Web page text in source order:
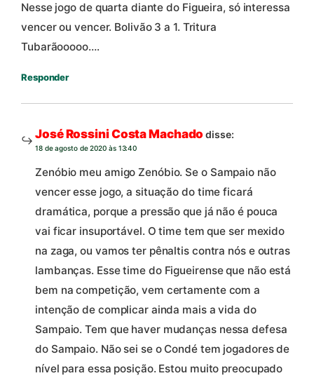
Nesse jogo de quarta diante do Figueira, só interessa
vencer ou vencer. Bolivão 3 a 1. Tritura
Tubarãooooo….
Responder
José Rossini Costa Machado disse:
18 de agosto de 2020 às 13:40
Zenóbio meu amigo Zenóbio. Se o Sampaio não
vencer esse jogo, a situação do time ficará
dramática, porque a pressão que já não é pouca
vai ficar insuportável. O time tem que ser mexido
na zaga, ou vamos ter pênaltis contra nós e outras
lambanças. Esse time do Figueirense que não está
bem na competição, vem certamente com a
intenção de complicar ainda mais a vida do
Sampaio. Tem que haver mudanças nessa defesa
do Sampaio. Não sei se o Condé tem jogadores de
nível para essa posição. Estou muito preocupado